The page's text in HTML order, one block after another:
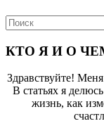
КТО Я И О
Здравствуйте! Меня
В статьях я
жизнь, как